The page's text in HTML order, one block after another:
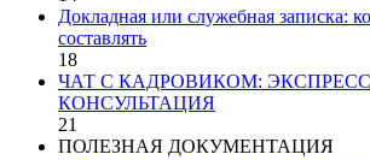
Докладная или служебная записка:
составлять
18
ЧАТ С КАДРОВИКОМ:
КОНСУЛЬТАЦИЯ
21
ПОЛЕЗНАЯ ДОКУМЕНТАЦИЯ